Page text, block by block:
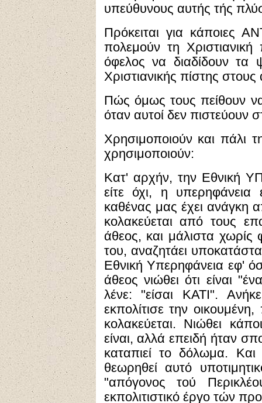
υπεύθυνους αυτής τής
Πρόκειται για κάποιες
πολεμούν τη
όφελος να διαδίδουν τα
Χριστιανικής πίστης στους
Πώς όμως τους πείθουν
όταν αυτοί δεν πιστεύουν
Χρησιμοποιούν και πάλι
χρησιμοποιούν:
Κατ' αρχήν, την Εθνική
είτε όχι, η
καθένας μας έχει ανάγκη
κολακεύεται από τους
άθεος, και μάλιστα
του, αναζητάει
Εθνική Υπερηφάνεια εφ'
άθεος νιώθει ότι είναι
λένε: "είσαι ΚΑΤΙ".
εκπολίτισε την
κολακεύεται. Νιώθει
είναι, αλλά επειδή ήταν
καταπιεί το δόλωμα.
θεωρηθεί αυτό
"απόγονος τού
εκπολιτιστικό έργο τών